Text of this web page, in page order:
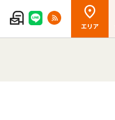
エリア